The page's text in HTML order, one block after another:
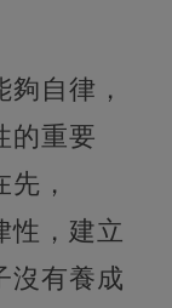
自律，
的重要
，
性，建立
沒有養成